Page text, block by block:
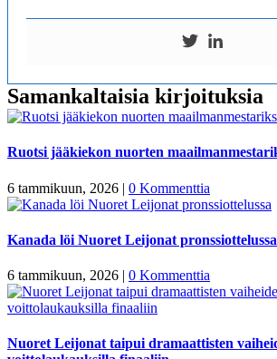
Samankaltaisia kirjoituksia
Ruotsi jääkiekon nuorten
6 tammikuun, 2026 | 0 Kommenttia
Kanada löi Nuoret Leijonat pronssiottelussa
6 tammikuun, 2026 | 0 Kommenttia
Nuoret Leijonat taipui dramaattisten